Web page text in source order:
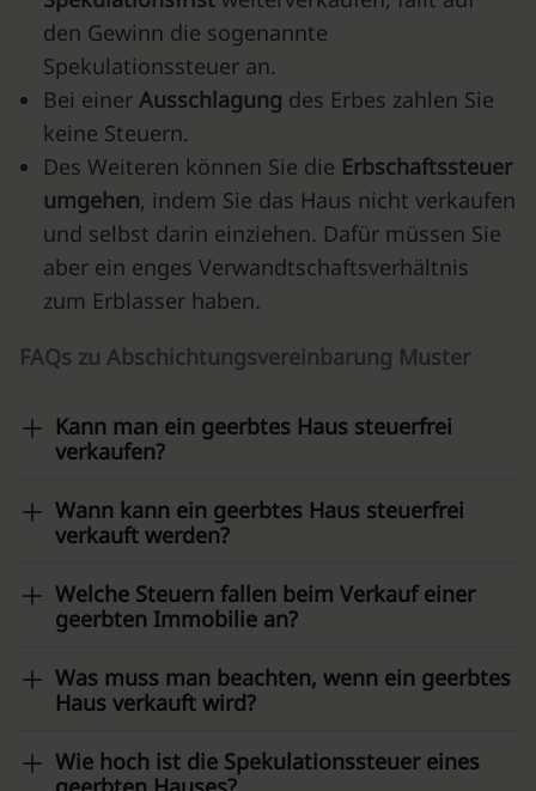
den Gewinn die sogenannte
Spekulationssteuer an.
Bei einer Ausschlagung des Erbes zahlen Sie
keine Steuern.
Des Weiteren können Sie die Erbschaftssteuer
umgehen, indem Sie das Haus nicht verkaufen
und selbst darin einziehen. Dafür müssen Sie
aber ein enges Verwandtschaftsverhältnis
zum Erblasser haben.
FAQs zu Abschichtungsvereinbarung Muster
Kann man ein geerbtes Haus steuerfrei
verkaufen?
Wann kann ein geerbtes Haus steuerfrei
verkauft werden?
Welche Steuern fallen beim Verkauf einer
geerbten Immobilie an?
Was muss man beachten, wenn ein geerbtes
Haus verkauft wird?
Wie hoch ist die Spekulationssteuer eines